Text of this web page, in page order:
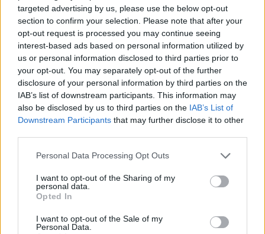
targeted advertising by us, please use the below opt-out
section to confirm your selection. Please note that after your
opt-out request is processed you may continue seeing
interest-based ads based on personal information utilized by
us or personal information disclosed to third parties prior to
your opt-out. You may separately opt-out of the further
disclosure of your personal information by third parties on the
IAB’s list of downstream participants. This information may
also be disclosed by us to third parties on the IAB’s List of
Downstream Participants that may further disclose it to other
Personal Data Processing Opt Outs
I want to opt-out of the Sharing of my
personal data.
Opted In
I want to opt-out of the Sale of my
Personal Data.
európai adósságválsággal kapcsolatos félelmek,
így a tőzsdeindexek is lefelé vették az irányt. Az
európai adósságproblémák, az erre adandó
válaszok, és ehhez kapcsolódó nyilatkozatok
lehetnek a piaci folyamatok mozgatórugói a héten
is. Ahogyan a múlt hét szerdai német alkotmány-
bírósági döntés utáni reakciót is láthattuk, a
pozitív híreknek is lehet piaci hatása.
letörése esetén 1100 pontig eshet, mely alatt további
hatalmas szakadék tátong. A német DAX index az 5000
pontos támasszal küzd, amennyiben tartósan aláesne a
mutató, a következő megálló 4800 pontnál húzódik. A
hazai részvénypiacra a negatív nemzetközi hangulaton túl
a kormányzati tervek is eladói nyomást gyakorolnak. A...